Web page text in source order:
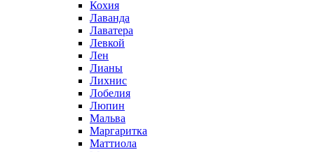
Кохия
Лаванда
Лаватера
Левкой
Лен
Лианы
Лихнис
Лобелия
Люпин
Мальва
Маргаритка
Маттиола